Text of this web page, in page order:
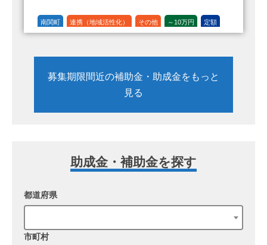
南関町 連携（地域活性化） その他 ～10万円 定額
募集期限間近の補助金・助成金をもっと
見る
助成金・補助金を探す
都道府県
市町村